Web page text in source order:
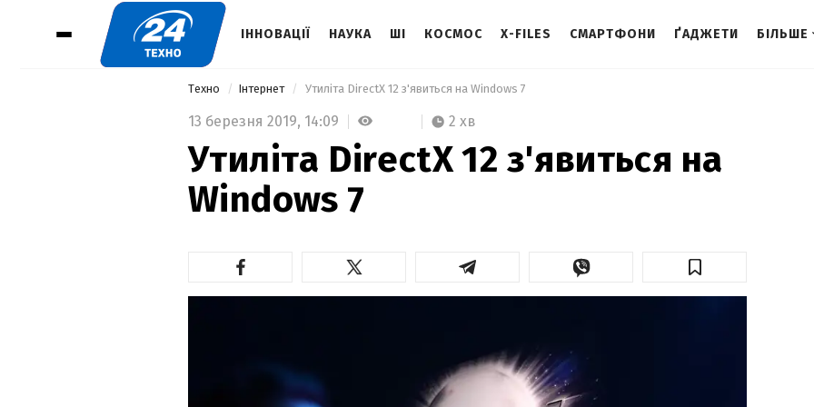
ІННОВАЦІЇ НАУКА ШІ КОСМОС X-FILES СМАРТФОНИ ҐАДЖЕТИ БІЛЬШЕ
Техно Інтернет Утиліта DirectX 12 з'явиться на Windows 7
13 березня 2019, 14:09 2 хв
Утиліта DirectX 12 з'явиться на
Windows 7